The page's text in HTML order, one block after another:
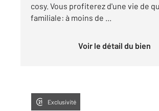
cosy. Vous profiterez d'une vie de
familiale: à moins de ...
Voir le détail du bien
Exclusivité